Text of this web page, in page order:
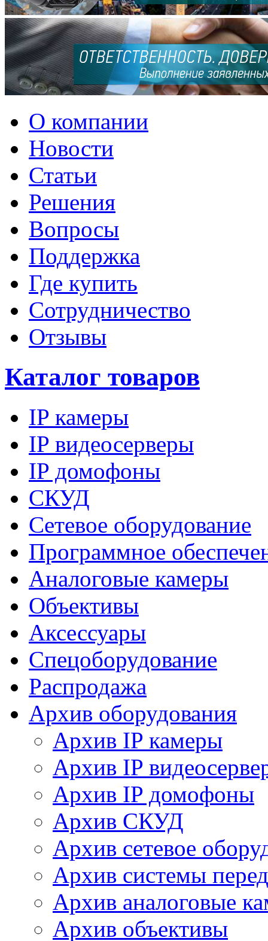
О компании
Новости
Статьи
Решения
Вопросы
Поддержка
Где купить
Сотрудничество
Отзывы
Каталог товаров
IP камеры
IP видеосерверы
IP домофоны
СКУД
Сетевое оборудование
Программное
Аналоговые камеры
Объективы
Аксессуары
Спецоборудование
Распродажа
Архив оборудования
Архив IP камеры
Архив IP
Архив IP домофоны
Архив СКУД
Архив сетевое
Архив системы
Архив аналоговые
Архив объективы